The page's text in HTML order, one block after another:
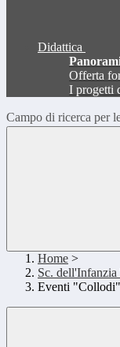
Didattica
Offerta
I progetti
Campo di ricerca per
Home >
Sc.
Eventi "Collodi"